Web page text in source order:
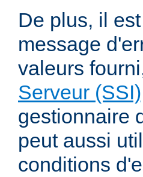
De plus, il
message
valeurs
Serveur (SSI)
gestionnaire
peut aussi
conditions